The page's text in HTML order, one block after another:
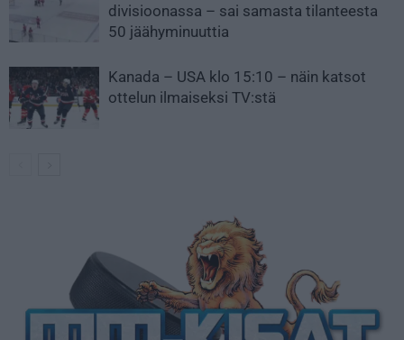
divisioonassa – sai samasta tilanteesta
50 jäähyminuuttia
Kanada – USA klo 15:10 – näin katsot
ottelun ilmaiseksi TV:stä